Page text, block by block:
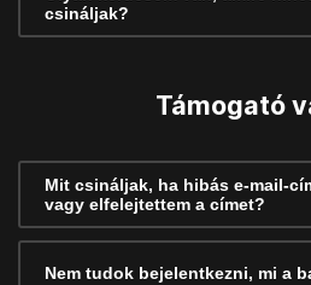
csináljak?
Támogató
Mit csináljak, ha hibás e-mail-
vagy elfelejtettem a címet?
Nem tudok bejelentkezni, mi a